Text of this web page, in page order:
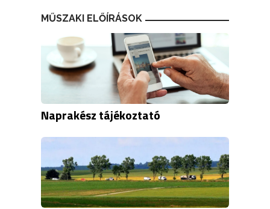
MŰSZAKI ELŐÍRÁSOK
Naprakész tájékoztató